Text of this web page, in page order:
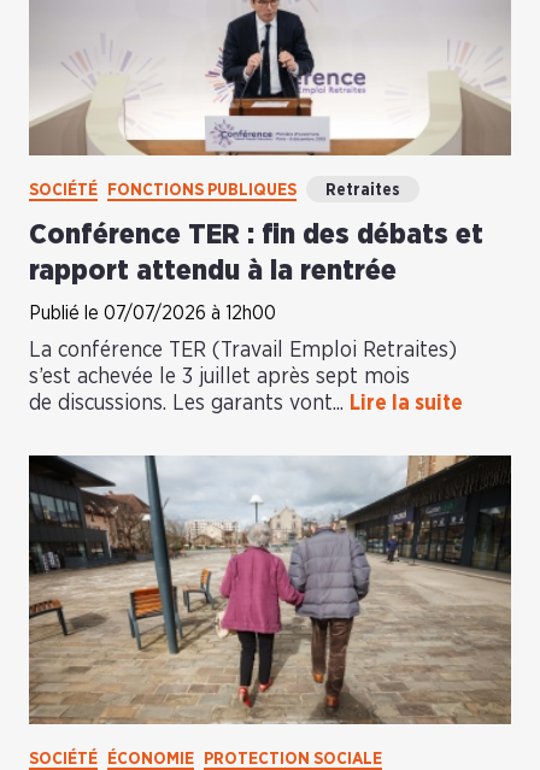
SOCIÉTÉ FONCTIONS PUBLIQUES Retraites
Conférence TER : fin des débats et
rapport attendu à la rentrée
Publié le 07/07/2026 à 12h00
La conférence TER (Travail Emploi Retraites)
s’est achevée le 3 juillet après sept mois
de discussions. Les garants vont... Lire la suite
SOCIÉTÉ ÉCONOMIE
PROTECTION SOCIALE